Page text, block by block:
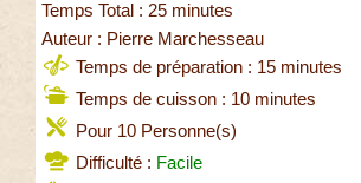
Temps Total : 25 minutes
Auteur : Pierre Marchesseau
Temps de préparation : 15 minutes
Temps de cuisson : 10 minutes
Pour 10 Personne(s)
Difficulté : Facile